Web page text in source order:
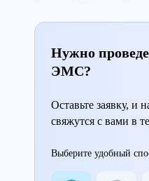
Нужно
ЭМС?
Оставьте заявку, и
свяжутся с вами в
Выберите удобный